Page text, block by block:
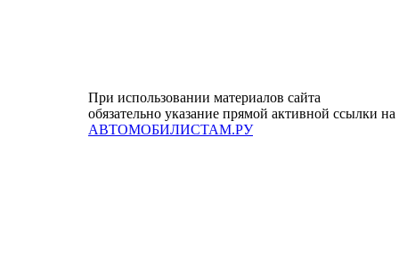
При использовании материалов сайта
обязательно указание прямой активной ссылки на
АВТОМОБИЛИСТАМ.РУ